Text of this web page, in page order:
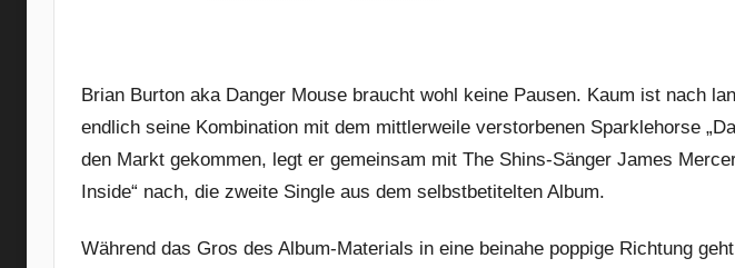
Brian Burton aka Danger Mouse braucht wohl keine Pausen. Kaum ist nach
endlich seine Kombination mit dem mittlerweile verstorbenen Sparklehorse
den Markt gekommen, legt er gemeinsam mit The Shins-Sänger James
Inside“ nach, die zweite Single aus dem selbstbetitelten Album.
Während das Gros des Album-Materials in eine beinahe poppige Richtung